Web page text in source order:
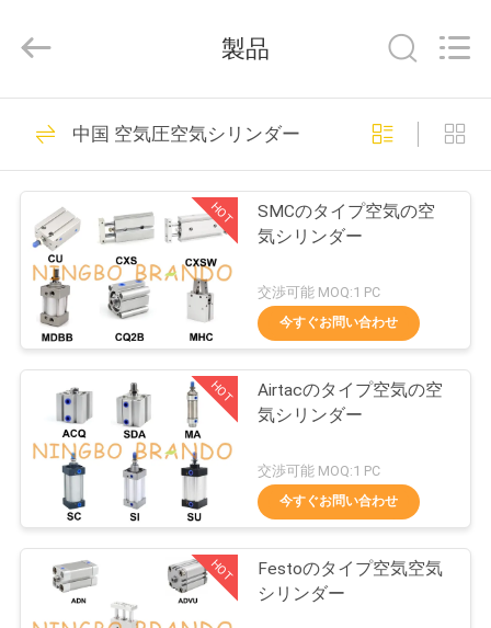
へ
わ
ち
2026
Hardware
Reserved.
空気シリンダー弁
228
空気の脈拍弁
43
製品
中国 空気圧空気シリンダー
HOT
SMCのタイプ空気の空
気シリンダー
交渉可能 MOQ:1 PC
今すぐお問い合わせ
HOT
Airtacのタイプ空気の空
気シリンダー
交渉可能 MOQ:1 PC
今すぐお問い合わせ
HOT
Festoのタイプ空気空気
シリンダー